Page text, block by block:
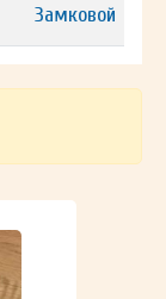
Замковой